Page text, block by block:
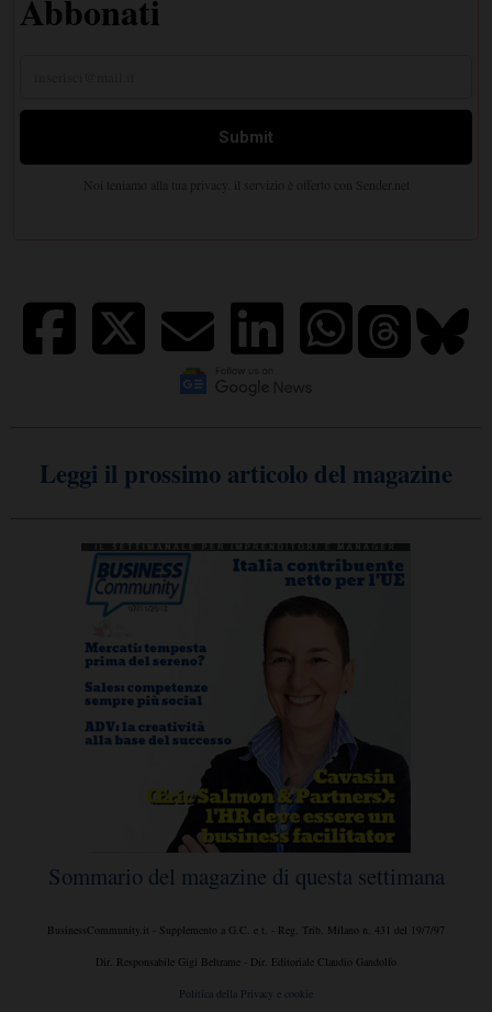
Leggi il prossimo articolo del magazine
Sommario del magazine di questa settimana
BusinessCommunity.it - Supplemento a G.C. e t. - Reg. Trib. Milano n. 431 del 19/7/97
Dir. Responsabile Gigi Beltrame - Dir. Editoriale Claudio Gandolfo
Politica della Privacy e cookie